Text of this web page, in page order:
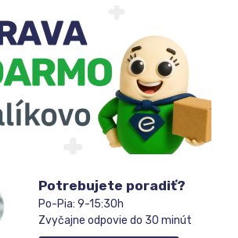
Potrebujete poradiť?
Po-Pia: 9-15:30h
Zvyčajne odpovie do 30 minút